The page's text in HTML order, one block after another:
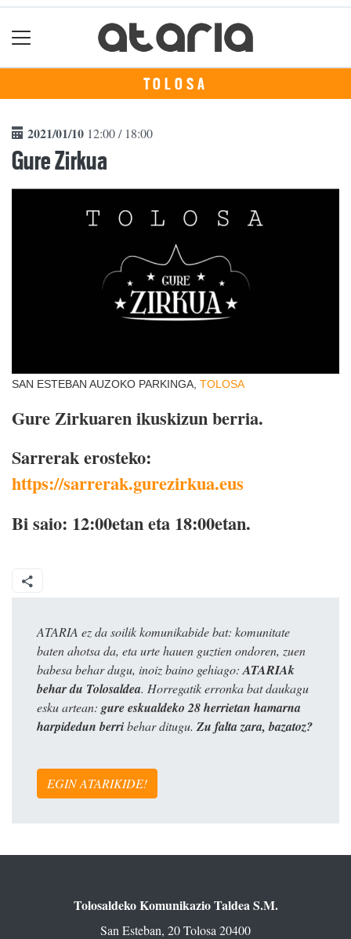
TOLOSA
2021/01/10 12:00 / 18:00
Gure Zirkua
SAN ESTEBAN AUZOKO PARKINGA, TOLOSA
Gure Zirkuaren ikuskizun berria.
Sarrerak erosteko:
https://sarrerak.gurezirkua.eus
Bi saio: 12:00etan eta 18:00etan.
ATARIA ez da soilik komunikabide bat: komunitate
baten ahotsa da, eta urte hauen guztien ondoren, zuen
babesa behar dugu, inoiz baino gehiago:ATARIAk
behar du Tolosaldea. Horregatik erronka bat daukagu
esku artean: gure eskualdeko 28 herrietan hamarna
harpidedun berribehar ditugu. Zu falta zara, bazatoz?
EGIN ATARIKIDE!
Tolosaldeko Komunikazio Taldea S.M.
San Esteban, 20 Tolosa 20400